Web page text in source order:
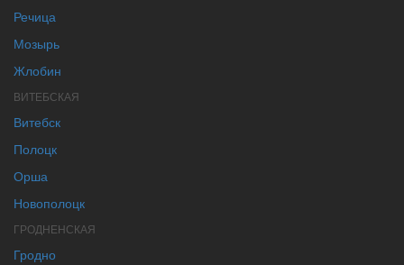
Речица
Мозырь
Жлобин
ВИТЕБСКАЯ
Витебск
Полоцк
Орша
Новополоцк
ГРОДНЕНСКАЯ
Гродно